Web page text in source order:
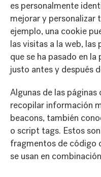
es personalmente
mejorar y personalizar
ejemplo, una cookie
las visitas a la web,
que se ha pasado en
justo antes y después
Algunas de las
recopilar información
beacons, también
o script tags. Estos
fragmentos de código
se usan en